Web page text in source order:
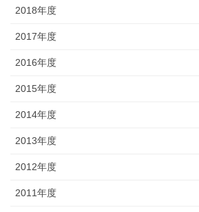
2018年度
2017年度
2016年度
2015年度
2014年度
2013年度
2012年度
2011年度